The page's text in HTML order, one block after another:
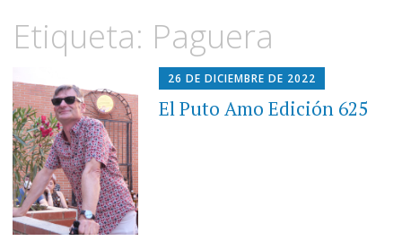
al
contenido
Etiqueta: Paguera
26 DE DICIEMBRE DE 2022
El Puto Amo Edición 625